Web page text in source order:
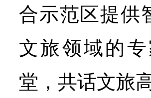
合示范区提供
文旅领域的
堂，共话文旅